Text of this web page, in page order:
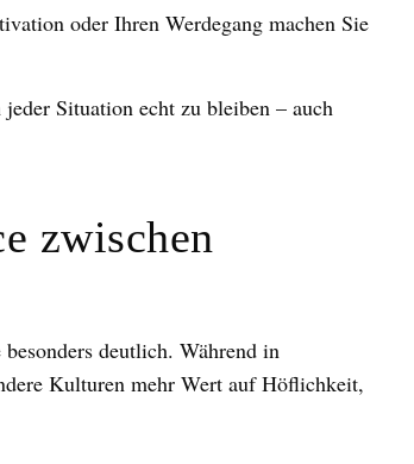
oder Ihren Werdegang machen Sie
Situation echt zu bleiben – auch
zwischen
deutlich. Während in
Kulturen mehr Wert auf Höflichkeit,